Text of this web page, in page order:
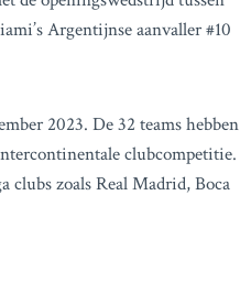
Argentijnse aanvaller #10
2023. De 32 teams hebben
clubcompetitie.
clubs zoals Real Madrid, Boca